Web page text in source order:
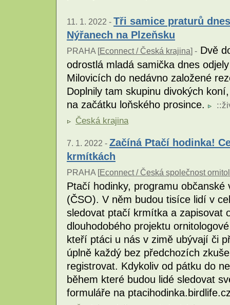
11. 1. 2022 - Tři samice praturů
Nýřanech na Plzeňsku
PRAHA [Econnect / Česká krajina] - Dvě
odrostlá mladá samička dnes
Milovicích do nedávno založené
Doplnily tam skupinu divokých
na začátku loňského prosince.
::
Česká krajina
7. 1. 2022 - Začíná Ptačí hodinka!
krmítkách
PRAHA [Econnect / Česká společnost
Ptačí hodinky, programu
(ČSO). V něm budou tisíce lidí v
sledovat ptačí krmítka a zapisovat
dlouhodobého projektu
kteří ptáci u nás v zimě ubývají či
úplně každý bez předchozích
registrovat. Kdykoliv od pátku do
během které budou lidé sledovat
formuláře na